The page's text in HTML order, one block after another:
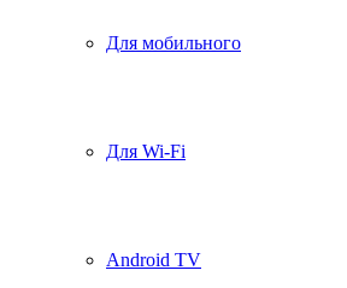
Для мобильного
Для Wi-Fi
Android TV